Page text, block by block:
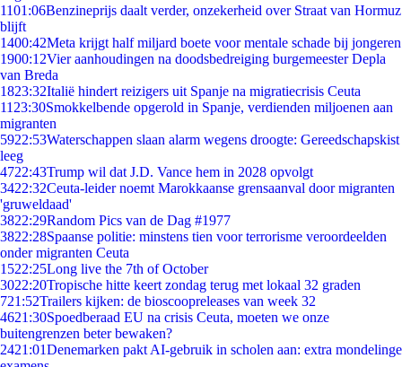
1101:06Benzineprijs daalt verder, onzekerheid over Straat van Hormuz
blijft
1400:42Meta krijgt half miljard boete voor mentale schade bij jongeren
1900:12Vier aanhoudingen na doodsbedreiging burgemeester Depla
van Breda
1823:32Italië hindert reizigers uit Spanje na migratiecrisis Ceuta
11 23:30Smokkelbende opgerold in Spanje, verdienden miljoenen aan
migranten
5922:53Waterschappen slaan alarm wegens droogte: Gereedschapskist
leeg
4722:43Trump wil dat J.D. Vance hem in 2028 opvolgt
3422:32Ceuta-leider noemt Marokkaanse grensaanval door migranten
'gruweldaad'
3822:29Random Pics van de Dag #1977
3822:28Spaanse politie: minstens tien voor terrorisme veroordeelden
onder migranten Ceuta
1522:25Long live the 7th of October
3022:20Tropische hitte keert zondag terug met lokaal 32 graden
721:52Trailers kijken: de bioscoopreleases van week 32
4621:30Spoedberaad EU na crisis Ceuta, moeten we onze
buitengrenzen beter bewaken?
2421:01Denemarken pakt AI-gebruik in scholen aan: extra mondelinge